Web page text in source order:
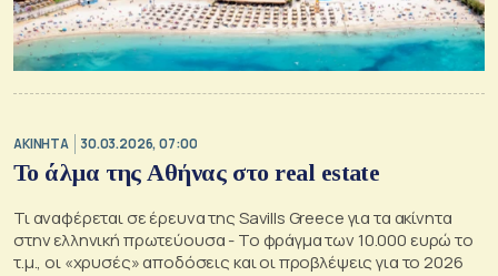
ΑΚΙΝΗΤΑ 30.03.2026, 07:00
Το άλμα της Αθήνας στο real estate
Τι αναφέρεται σε έρευνα της Savills Greece για τα ακίνητα
στην ελληνική πρωτεύουσα - Το φράγμα των 10.000 ευρώ το
τ.μ., οι «χρυσές» αποδόσεις και οι προβλέψεις για το 2026